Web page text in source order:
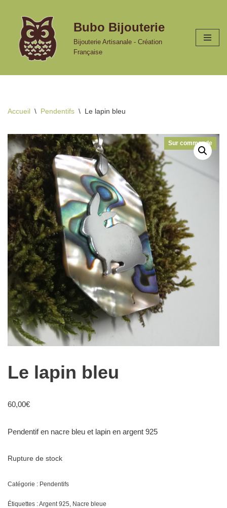
Aller
contenu
Bubo Bijouterie
Bijouterie Artisanale - Création
Française
Accueil \ Pendentifs \ Le lapin bleu
Le lapin bleu
60,00€
Sur commande
Pendentif en nacre bleu et lapin en argent 925
Rupture de stock
Catégorie : Pendentifs
Étiquettes :Argent 925, Nacre bleue